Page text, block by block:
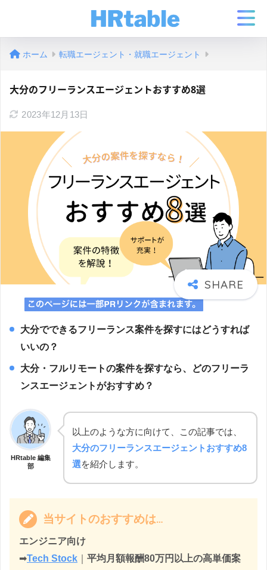
ホーム 転職エージェント・就職エージェント
大分のフリーランスエージェントおすすめ8選
2023年12月13日
大分でできるフリーランス案件を探すにはどうすれば
いいの？
大分・フルリモートの案件を探すなら、どのフリーラ
ンスエージェントがおすすめ？
HRtable 編集
部
以上のような方に向けて、この記事では、
大分のフリーランスエージェントおすすめ8
選を紹介します。
当サイトのおすすめは…
エンジニア向け
➡︎Tech Stock
平均月額報酬80万円以上の高単価案